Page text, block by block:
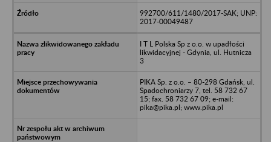
992700/611/1480/2017-SAK; UNP:
2017-00049487
I T L Polska Sp z o.o. w upadłości
likwidacyjnej - Gdynia, ul. Hutnicza
3
PIKA Sp. z o.o. – 80-298 Gdańsk, ul.
Spadochroniarzy 7, tel. 58 732 67
15; fax. 58 732 67 09; e-mail:
pika@pika.pl; www.pika.pl